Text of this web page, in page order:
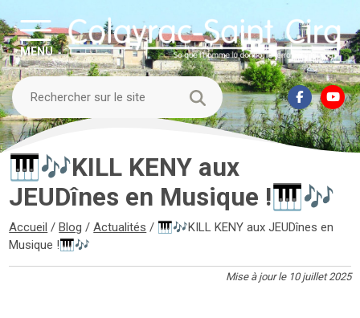
MENU
🎹🎶KILL KENY aux
JEUDînes en Musique !🎹🎶
Accueil /Blog /Actualités / 🎹🎶KILL KENY aux JEUDînes en
Musique !🎹🎶
Mise à jour le 10 juillet 2025